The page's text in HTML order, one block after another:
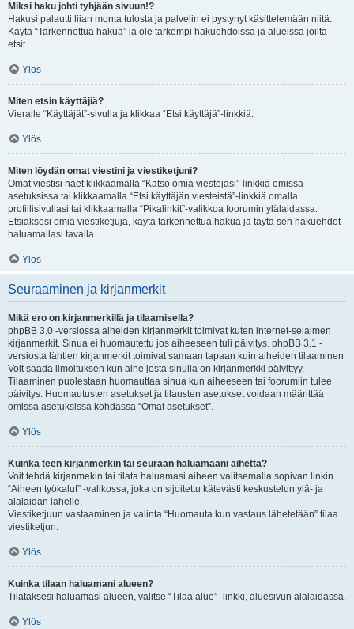
Miksi haku johti tyhjään sivuun!?
Hakusi palautti liian monta tulosta ja palvelin ei pystynyt käsittelemään niitä.
Käytä “Tarkennettua hakua” ja ole tarkempi hakuehdoissa ja alueissa joilta
etsit.
Ylös
Miten etsin käyttäjiä?
Vieraile “Käyttäjät”-sivulla ja klikkaa “Etsi käyttäjä”-linkkiä.
Ylös
Miten löydän omat viestini ja viestiketjuni?
Omat viestisi näet klikkaamalla “Katso omia viestejäsi”-linkkiä omissa
asetuksissa tai klikkaamalla “Etsi käyttäjän viesteistä”-linkkiä omalla
profiilisivullasi tai klikkaamalla “Pikalinkit”-valikkoa foorumin ylälaidassa.
Etsiäksesi omia viestiketjuja, käytä tarkennettua hakua ja täytä sen hakuehdot
haluamallasi tavalla.
Ylös
Seuraaminen ja kirjanmerkit
Mikä ero on kirjanmerkillä ja tilaamisella?
phpBB 3.0 -versiossa aiheiden kirjanmerkit toimivat kuten internet-selaimen
kirjanmerkit. Sinua ei huomautettu jos aiheeseen tuli päivitys. phpBB 3.1 -
versiosta lähtien kirjanmerkit toimivat samaan tapaan kuin aiheiden tilaaminen.
Voit saada ilmoituksen kun aihe josta sinulla on kirjanmerkki päivittyy.
Tilaaminen puolestaan huomauttaa sinua kun aiheeseen tai foorumiin tulee
päivitys. Huomautusten asetukset ja tilausten asetukset voidaan määrittää
omissa asetuksissa kohdassa “Omat asetukset”.
Ylös
Kuinka teen kirjanmerkin tai seuraan haluamaani aihetta?
Voit tehdä kirjanmekin tai tilata haluamasi aiheen valitsemalla sopivan linkin
“Aiheen työkalut” -valikossa, joka on sijoitettu kätevästi keskustelun ylä- ja
alalaidan lähelle.
Viestiketjuun vastaaminen ja valinta “Huomauta kun vastaus lähetetään” tilaa
viestiketjun.
Ylös
Kuinka tilaan haluamani alueen?
Tilataksesi haluamasi alueen, valitse “Tilaa alue” -linkki, aluesivun alalaidassa.
Ylös